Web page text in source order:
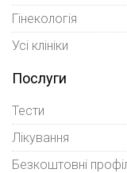
Гінекологія
Усі клініки
Послуги
Тести
Лікування
Безкоштовні